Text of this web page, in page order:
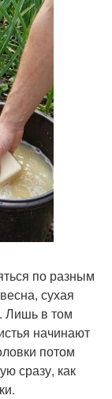
по разным
сухая
Лишь в том
начинают
потом
сразу, как